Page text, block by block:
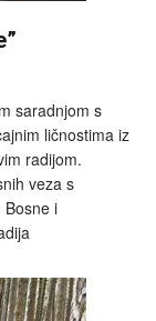
saradnjom s
ličnostima iz
radijom.
veza s
Bosne i